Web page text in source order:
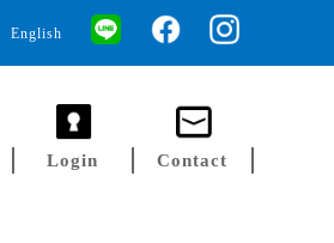
English
Contact
Login